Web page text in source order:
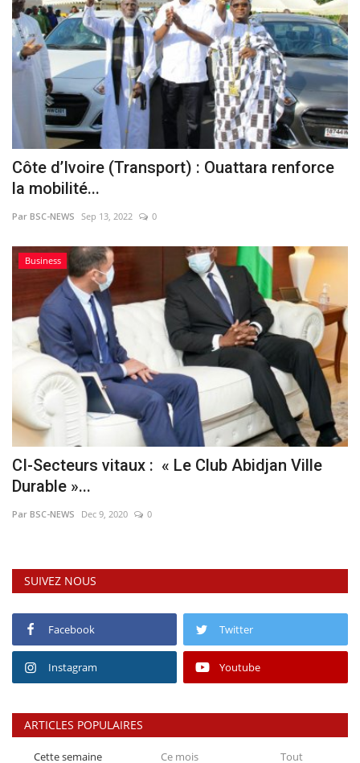
Côte d’Ivoire (Transport) : Ouattara renforce
la mobilité...
Par BSC-NEWS Sep 13, 2022 0
Business
CI-Secteurs vitaux : « Le Club Abidjan Ville
Durable »...
Par BSC-NEWS Dec 9, 2020 0
SUIVEZ NOUS
Facebook Twitter
Instagram Youtube
ARTICLES POPULAIRES
Cette semaine Ce mois Tout